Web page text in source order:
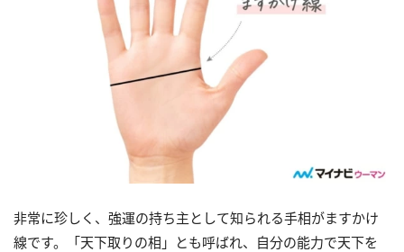
非常に珍しく、強運の持ち主として知られる手相がますかけ
線です。「天下取りの相」とも呼ばれ、自分の能力で天下を